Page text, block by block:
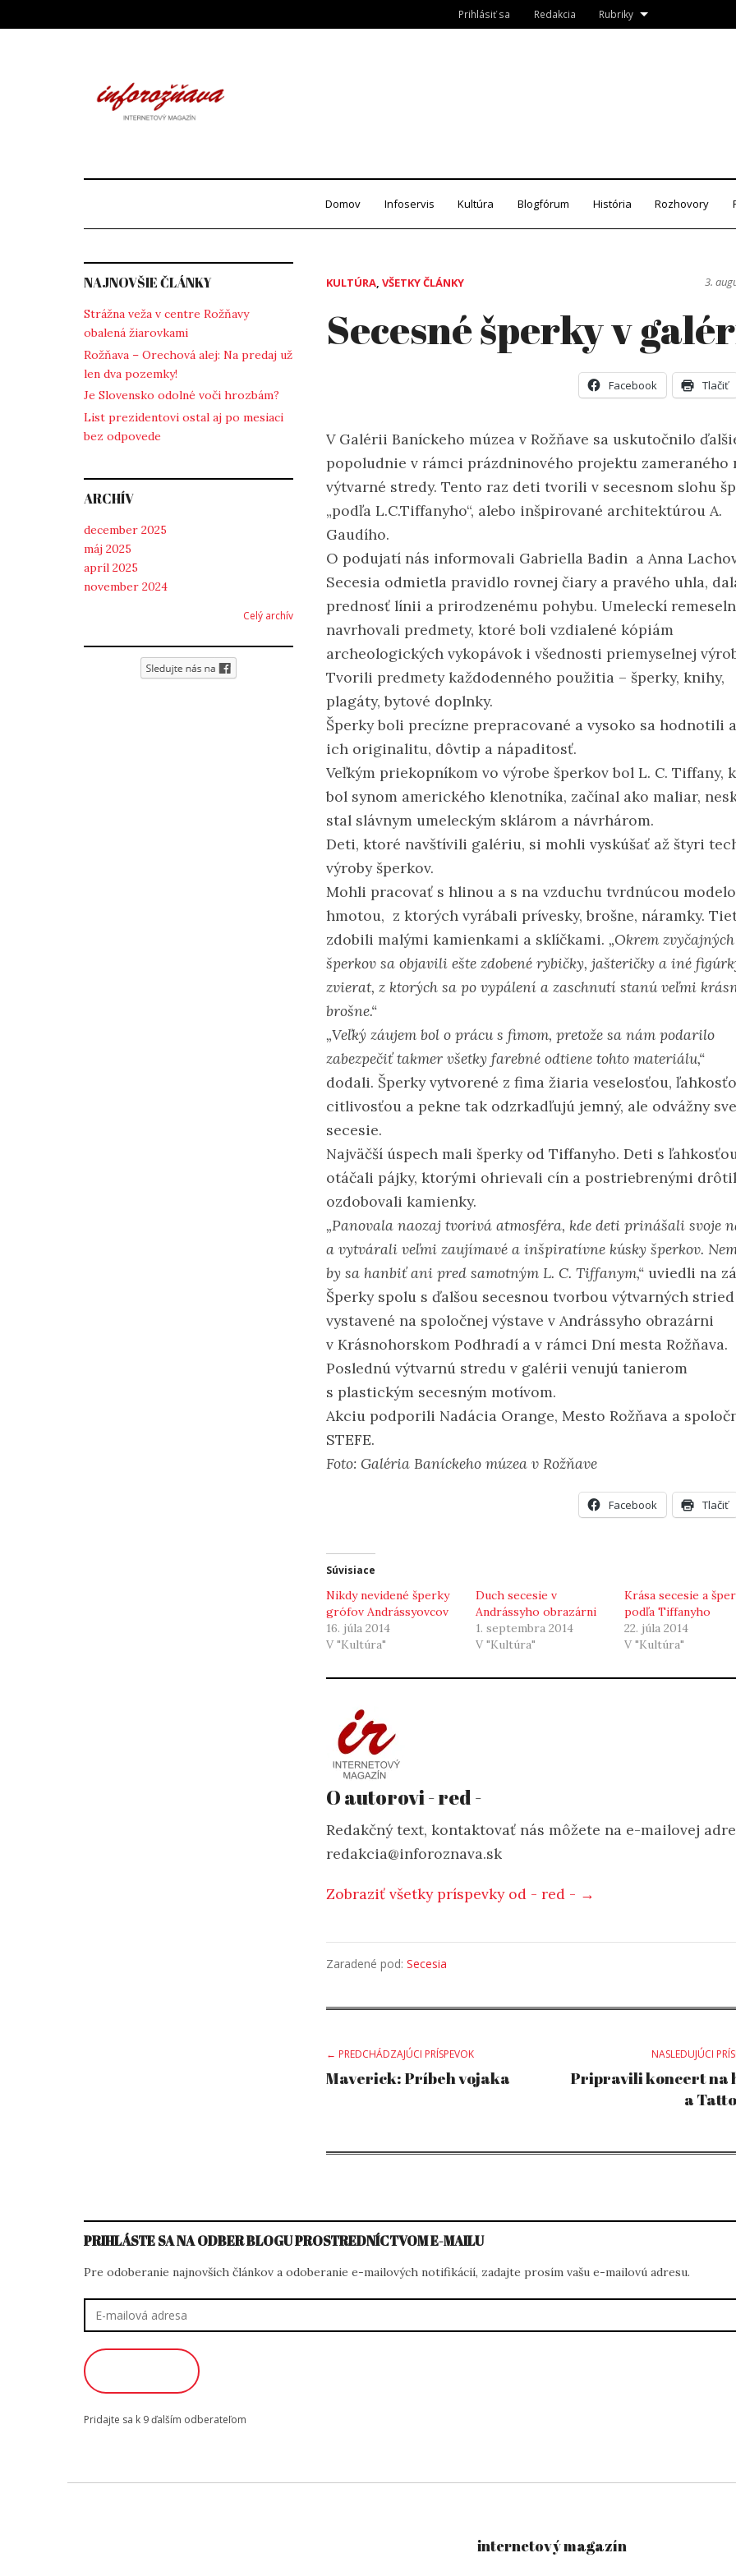
to
Prihlásiť sa Redakcia Rubriky
Domov Infoservis Kultúra Blogfórum História Rozhovory
KULTÚRA, VŠETKY ČLÁNKY 3.
Secesné šperky v
Facebook Tlačiť
V Galérii Baníckeho múzea v Rožňave sa uskutočnilo
popoludnie v rámci prázdninového projektu zameraného
výtvarné stredy. Tento raz deti tvorili v secesnom slohu
„podľa L.C.Tiffanyho“, alebo inšpirované architektúrou A.
Gaudího.
O podujatí nás informovali Gabriella Badin a Anna
Secesia odmietla pravidlo rovnej čiary a pravého uhla,
prednosť línii a prirodzenému pohybu. Umeleckí
navrhovali predmety, ktoré boli vzdialené kópiám
archeologických vykopávok i všednosti priemyselnej
Tvorili predmety každodenného použitia – šperky, knihy,
plagáty, bytové doplnky.
Šperky boli precízne prepracované a vysoko sa hodnotili
ich originalitu, dôvtip a nápaditosť.
Veľkým priekopníkom vo výrobe šperkov bol L. C. Tiffany,
bol synom amerického klenotníka, začínal ako maliar,
stal slávnym umeleckým sklárom a návrhárom.
Deti, ktoré navštívili galériu, si mohli vyskúšať až štyri
výroby šperkov.
Mohli pracovať s hlinou a s na vzduchu tvrdnúcou
hmotou, z ktorých vyrábali prívesky, brošne, náramky.
zdobili malými kamienkami a sklíčkami. „Okrem zvyčajných
šperkov sa objavili ešte zdobené rybičky, jašteričky a iné
zvierat, z ktorých sa po vypálení a zaschnutí stanú veľmi
brošne.“
„Veľký záujem bol o prácu s fimom, pretože sa nám podarilo
zabezpečiť takmer všetky farebné odtiene tohto materiálu,“
dodali. Šperky vytvorené z fima žiaria veselosťou,
citlivosťou a pekne tak odzrkadľujú jemný, ale odvážny
secesie.
Najväčší úspech mali šperky od Tiffanyho. Deti s
otáčali pájky, ktorými ohrievali cín a postriebrenými
ozdobovali kamienky.
„Panovala naozaj tvorivá atmosféra, kde deti prinášali svoje
a vytvárali veľmi zaujímavé a inšpiratívne kúsky šperkov.
by sa hanbiť ani pred samotným L. C. Tiffanym,“ uviedli na
Šperky spolu s ďalšou secesnou tvorbou výtvarných
vystavené na spoločnej výstave v Andrássyho obrazárni
v Krásnohorskom Podhradí a v rámci Dní mesta Rožňava.
Poslednú výtvarnú stredu v galérii venujú tanierom
s plastickým secesným motívom.
Akciu podporili Nadácia Orange, Mesto Rožňava a
STEFE.
Foto: Galéria Baníckeho múzea v Rožňave
Facebook Tlačiť
Súvisiace
Nikdy nevidené šperky
grófov Andrássyovcov
16. júla 2014
V "Kultúra"
Duch secesie v
Andrássyho obrazárni
1. septembra 2014
V "Kultúra"
Krása secesie a
podľa Tiffanyho
22. júla 2014
V "Kultúra"
O autorovi - red -
Redakčný text, kontaktovať nás môžete na e-mailovej
redakcia@inforoznava.sk
Zobraziť všetky príspevky od - red - →
Zaradené pod: Secesia
Post
← PREDCHÁDZAJÚCI PRÍSPEVOK
Maverick: Príbeh vojaka
NASLEDUJÚCI
Pripravili koncert na
a
NAJNOVŠIE ČLÁNKY
Strážna veža v centre Rožňavy
obalená žiarovkami
Rožňava – Orechová alej: Na predaj už
len dva pozemky!
Je Slovensko odolné voči hrozbám?
List prezidentovi ostal aj po mesiaci
bez odpovede
ARCHÍV
december 2025
máj 2025
apríl 2025
november 2024
Celý archív
PRIHLÁSTE SA NA ODBER BLOGU PROSTREDNÍCTVOM E-MAILU
Pre odoberanie najnovších článkov a odoberanie e-mailových notifikácií, zadajte prosím vašu e-mailovú adresu.
Pridajte sa k 9 ďalším odberateľom
internetový magazín